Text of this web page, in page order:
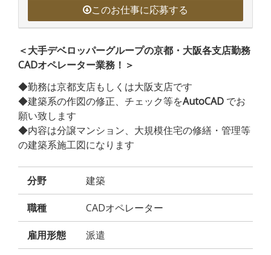
このお仕事に応募する
＜大手デベロッパーグループの京都・大阪各支店勤務
CADオペレーター業務！＞
◆勤務は京都支店もしくは大阪支店です
◆建築系の作図の修正、チェック等をAutoCAD でお
願い致します
◆内容は分譲マンション、大規模住宅の修繕・管理等
の建築系施工図になります
分野 建築
職種 CADオペレーター
雇用形態 派遣